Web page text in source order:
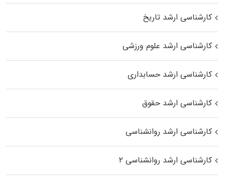
کارشناسی ارشد تاریخ
کارشناسی ارشد علوم ورزشی
کارشناسی ارشد حسابداری
کارشناسی ارشد حقوق
کارشناسی ارشد روانشناسی
کارشناسی ارشد روانشناسی ۲